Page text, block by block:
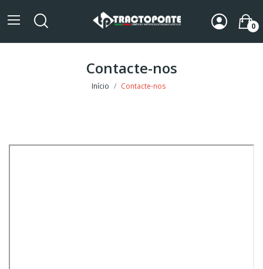
0
Contacte-nos
Início Contacte-nos